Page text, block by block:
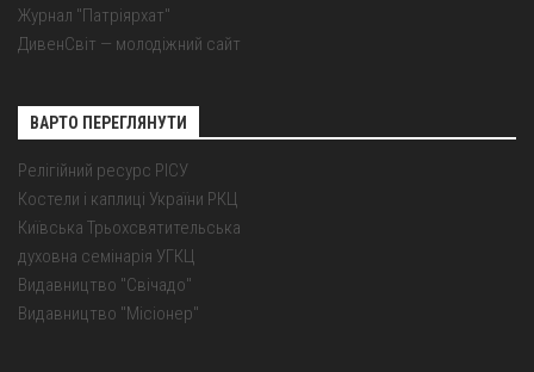
Журнал "Патріярхат"
ДивенСвіт — молодіжний сайт
ВАРТО ПЕРЕГЛЯНУТИ
Релігійний ресурс РІСУ
Костели і каплиці України РКЦ
Київська Трьохсвятительська
духовна семінарія УГКЦ
Видавництво "Свічадо"
Видавництво "Місіонер"